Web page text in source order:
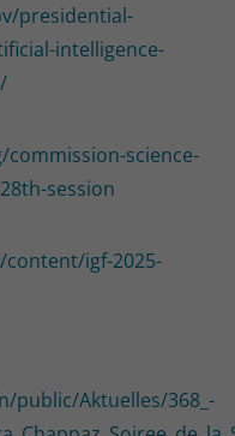
presidential-
intelligence-
science-
session
igf-2025-
public/Aktuelles/368_-